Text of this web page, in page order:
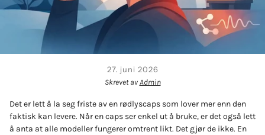
27. juni 2026
Skrevet av Admin
Det er lett å la seg friste av en rødlyscaps som lover mer enn den
faktisk kan levere. Når en caps ser enkel ut å bruke, er det også lett
å anta at alle modeller fungerer omtrent likt. Det gjør de ikke. En